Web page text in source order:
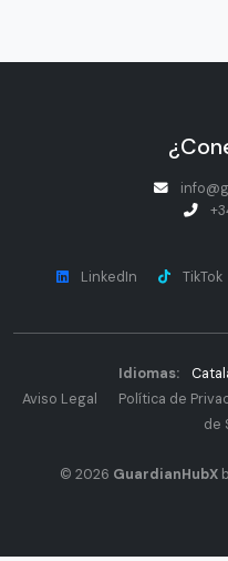
LinkedIn TikTok
Idiomas:
Aviso Legal
Política de
de
© 2026 GuardianHubX